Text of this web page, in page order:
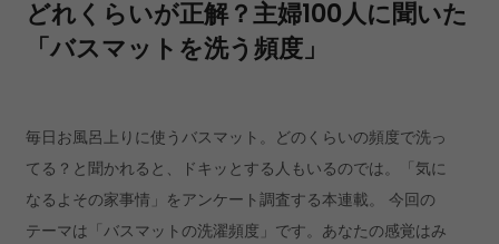
どれくらいが正解？主婦100人に聞いた
「バスマットを洗う頻度」
毎日お風呂上りに使うバスマット。どのくらいの頻度で洗っ
てる？と聞かれると、ドキッとする人もいるのでは。「気に
なるよその家事情」をアンケート調査する本連載。 今回の
テーマは「バスマットの洗濯頻度」です。あなたの感覚はみ